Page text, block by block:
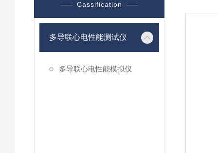
Cassification
多导联心电性能测试仪
多导联心电性能模拟仪